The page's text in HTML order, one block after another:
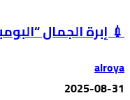
💉 إبرة الجمال
alroya
2025-08-31